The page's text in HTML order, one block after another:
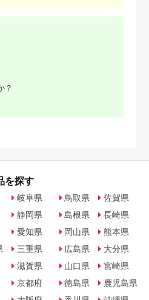
期便3回〉創業100
ツ 果物 くだもの 野菜
わせ セット
？
を探す
岐阜県
静岡県
愛知県
三重県
滋賀県
京都府
鳥取県
島根県
岡山県
広島県
山口県
徳島県
佐賀県
長崎県
熊本県
大分県
宮崎県
鹿児島県